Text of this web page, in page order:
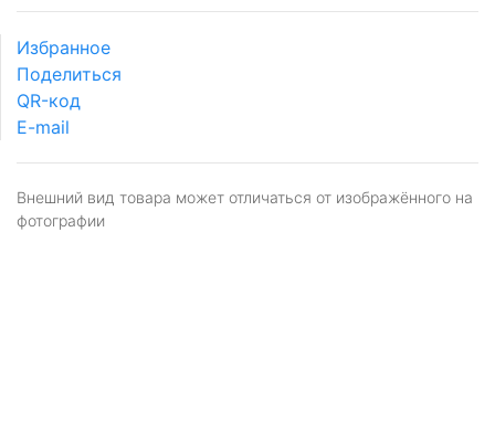
Избранное
Поделиться
QR-код
E-mail
Внешний вид товара может отличаться от изображённого на
фотографии